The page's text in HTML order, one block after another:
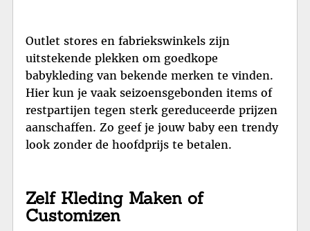
Outlet stores en fabriekswinkels zijn
uitstekende plekken om goedkope
babykleding van bekende merken te vinden.
Hier kun je vaak seizoensgebonden items of
restpartijen tegen sterk gereduceerde prijzen
aanschaffen. Zo geef je jouw baby een trendy
look zonder de hoofdprijs te betalen.
Zelf Kleding Maken of
Customizen